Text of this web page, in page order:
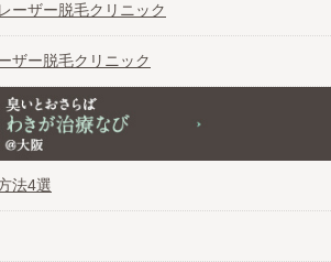
ーザー脱毛クリニック
ザー脱毛クリニック
さらば わきが治療なび＠大阪
法4選